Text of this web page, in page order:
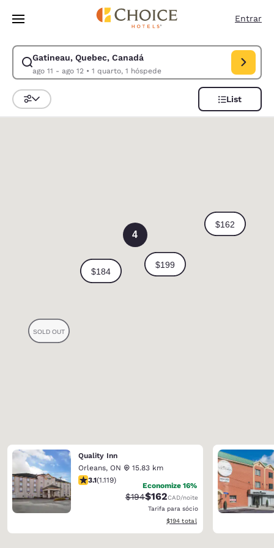
Pular Para Conteúdo Principal
Entrar
Gatineau, Quebec, Canadá
ago 11 - ago 12• 1 quarto, 1 hóspede
Modificar pesquisa para Gatineau, Quebec, Canadá. Data de check-in
Classificar e filtrar
List
4
Quality Inn
Orleans, ON
15.83 km
classificação 3.12 estrelas. Bom. 1119 avaliações
3.1(1.119)
Economize 16%
Tarifa anterior “tachada”:
$194Tarifa com desconto:
$162CAD/noite
Tarifa para sócio
Exibir detalhes do total estimado
$194 total